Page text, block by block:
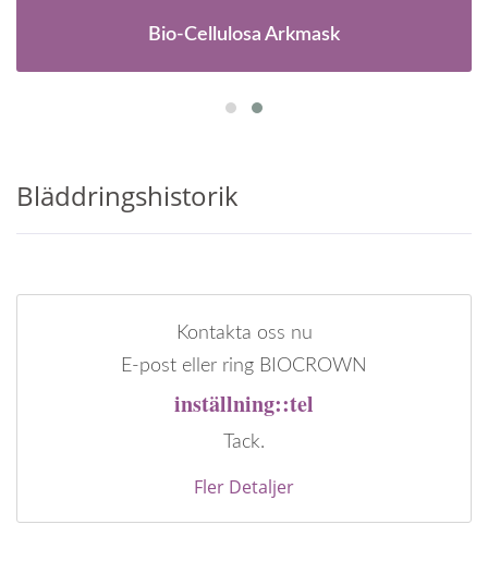
Bio-Cellulosa Arkmask
Bläddringshistorik
Kontakta oss nu
E-post eller ring BIOCROWN
inställning::tel
Tack.
Fler Detaljer